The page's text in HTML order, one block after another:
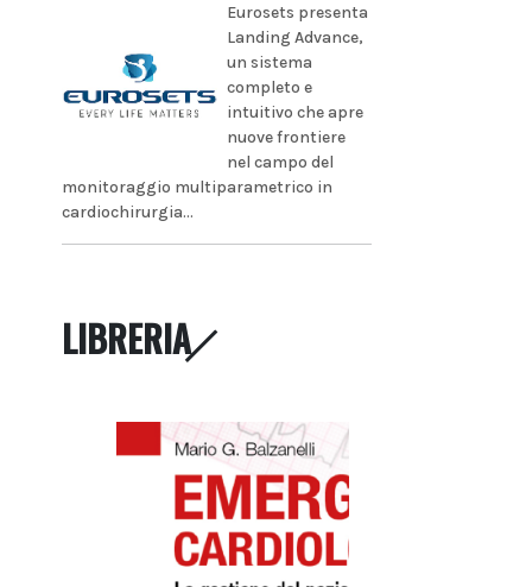
Eurosets presenta
Landing Advance,
un sistema
completo e
intuitivo che apre
nuove frontiere
nel campo del
monitoraggio multiparametrico in
cardiochirurgia...
LIBRERIA